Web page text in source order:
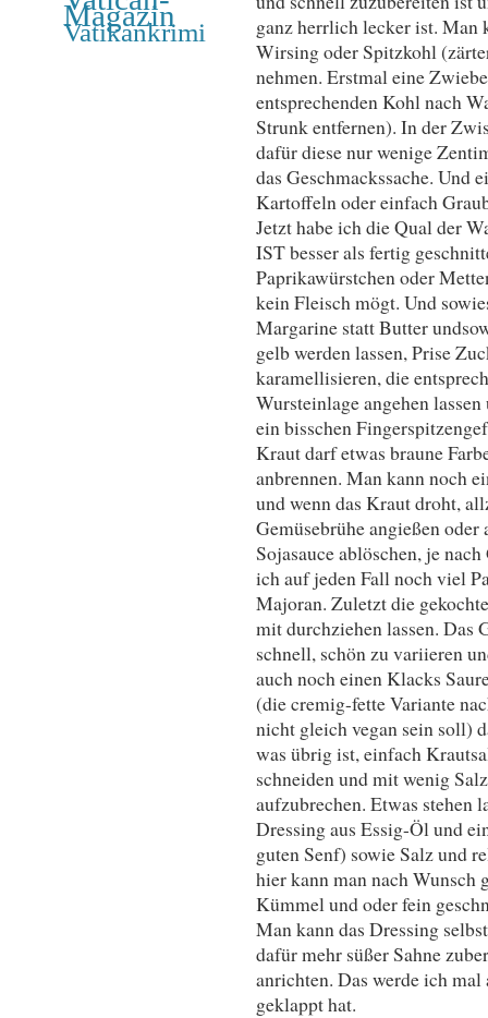
ganz herrlich lecker ist. Man
Wirsing oder Spitzkohl
nehmen. Erstmal eine
entsprechenden Kohl nach
Strunk entfernen). In der
dafür diese nur wenige
das Geschmackssache. Und
Kartoffeln oder einfach
Jetzt habe ich die Qual der
IST besser als fertig
Paprikawürstchen oder
kein Fleisch mögt. Und
Margarine statt Butter
gelb werden lassen, Prise
karamellisieren, die
Wursteinlage angehen
ein bisschen
Kraut darf etwas braune
anbrennen. Man kann noch
und wenn das Kraut droht,
Gemüsebrühe angießen
Sojasauce ablöschen, je
ich auf jeden Fall noch viel
Majoran. Zuletzt die
mit durchziehen lassen. Das
schnell, schön zu variieren
auch noch einen Klacks
(die cremig-fette Variante
nicht gleich vegan sein soll)
was übrig ist, einfach
schneiden und mit wenig
aufzubrechen. Etwas stehen
Dressing aus Essig-Öl und
guten Senf) sowie Salz und
hier kann man nach Wunsch
Kümmel und oder fein
Man kann das Dressing
dafür mehr süßer Sahne
anrichten. Das werde ich
geklappt hat.
Magazin
Vatikankrimi